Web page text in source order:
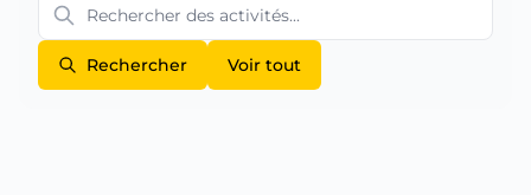
Rechercher Voir tout